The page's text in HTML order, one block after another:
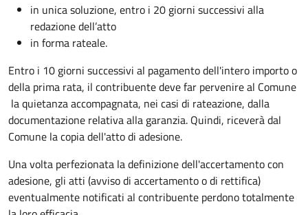
in unica soluzione, entro i 20 giorni successivi alla
redazione dell’atto
in forma rateale.
Entro i 10 giorni successivi al pagamento dell'intero importo o
della prima rata, il contribuente deve far pervenire al Comune
la quietanza accompagnata, nei casi di rateazione, dalla
documentazione relativa alla garanzia. Quindi, riceverà dal
Comune la copia dell'atto di adesione.
Una volta perfezionata la definizione dell'accertamento con
adesione, gli atti (avviso di accertamento o di rettifica)
eventualmente notificati al contribuente perdono totalmente